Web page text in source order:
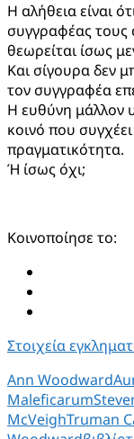
Η αλήθεια είναι
συγγραφέας τους
θεωρείται ίσως
Και σίγουρα δεν
τον συγγραφέα
Η ευθύνη μάλλον
κοινό που
πραγματικότητα.
Ή ίσως όχι;
Κοινοποίησε το:
Στοιχεία
Ann Woodward
Maleficarum
McVeighTruman